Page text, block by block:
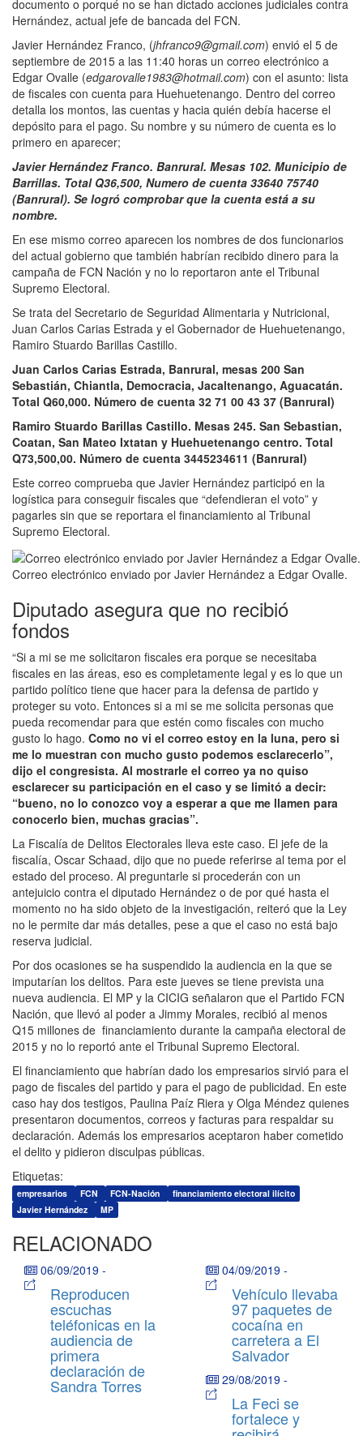
documento o porqué no se han dictado acciones judiciales contra
Hernández, actual jefe de bancada del FCN.
Javier Hernández Franco, (jhfranco9@gmail.com) envió el 5 de
septiembre de 2015 a las 11:40 horas un correo electrónico a
Edgar Ovalle (edgarovalle1983@hotmail.com) con el asunto: lista
de fiscales con cuenta para Huehuetenango. Dentro del correo
detalla los montos, las cuentas y hacia quién debía hacerse el
depósito para el pago. Su nombre y su número de cuenta es lo
primero en aparecer;
Javier Hernández Franco. Banrural. Mesas 102. Municipio de
Barrillas. Total Q36,500, Numero de cuenta 33640 75740
(Banrural). Se logró comprobar que la cuenta está a su
nombre.
En ese mismo correo aparecen los nombres de dos funcionarios
del actual gobierno que también habrían recibido dinero para la
campaña de FCN Nación y no lo reportaron ante el Tribunal
Supremo Electoral.
Se trata del Secretario de Seguridad Alimentaria y Nutricional,
Juan Carlos Carias Estrada y el Gobernador de Huehuetenango,
Ramiro Stuardo Barillas Castillo.
Juan Carlos Carias Estrada, Banrural, mesas 200 San
Sebastián, Chiantla, Democracia, Jacaltenango, Aguacatán.
Total Q60,000. Número de cuenta 32 71 00 43 37 (Banrural)
Ramiro Stuardo Barillas Castillo. Mesas 245. San Sebastian,
Coatan, San Mateo Ixtatan y Huehuetenango centro. Total
Q73,500,00. Número de cuenta 3445234611 (Banrural)
Este correo comprueba que Javier Hernández participó en la
logística para conseguir fiscales que “defendieran el voto” y
pagarles sin que se reportara el financiamiento al Tribunal
Supremo Electoral.
Correo electrónico enviado por Javier Hernández a Edgar Ovalle.
Diputado asegura que no recibió
fondos
“Si a mi se me solicitaron fiscales era porque se necesitaba
fiscales en las áreas, eso es completamente legal y es lo que un
partido político tiene que hacer para la defensa de partido y
proteger su voto. Entonces si a mi se me solicita personas que
pueda recomendar para que estén como fiscales con mucho
gusto lo hago. Como no vi el correo estoy en la luna, pero si
me lo muestran con mucho gusto podemos esclarecerlo”,
dijo el congresista. Al mostrarle el correo ya no quiso
esclarecer su participación en el caso y se limitó a decir:
“bueno, no lo conozco voy a esperar a que me llamen para
conocerlo bien, muchas gracias”.
La Fiscalía de Delitos Electorales lleva este caso. El jefe de la
fiscalía, Oscar Schaad, dijo que no puede referirse al tema por el
estado del proceso. Al preguntarle si procederán con un
antejuicio contra el diputado Hernández o de por qué hasta el
momento no ha sido objeto de la investigación, reiteró que la Ley
no le permite dar más detalles, pese a que el caso no está bajo
reserva judicial.
Por dos ocasiones se ha suspendido la audiencia en la que se
imputarían los delitos. Para este jueves se tiene prevista una
nueva audiencia. El MP y la CICIG señalaron que el Partido FCN
Nación, que llevó al poder a Jimmy Morales, recibió al menos
Q15 millones de financiamiento durante la campaña electoral de
2015 y no lo reportó ante el Tribunal Supremo Electoral.
El financiamiento que habrían dado los empresarios sirvió para el
pago de fiscales del partido y para el pago de publicidad. En este
caso hay dos testigos, Paulina Paíz Riera y Olga Méndez quienes
presentaron documentos, correos y facturas para respaldar su
declaración. Además los empresarios aceptaron haber cometido
el delito y pidieron disculpas públicas.
Etiquetas:
empresarios FCN FCN-Nación
financiamiento electoral ilícito
Javier Hernández
MP
RELACIONADO
06/09/2019 -
Reproducen
escuchas
teléfonicas en la
audiencia de
primera
declaración de
Sandra Torres
04/09/2019 -
Vehículo llevaba
97 paquetes de
cocaína en
carretera a El
Salvador
29/08/2019 -
La Feci se
fortalece y